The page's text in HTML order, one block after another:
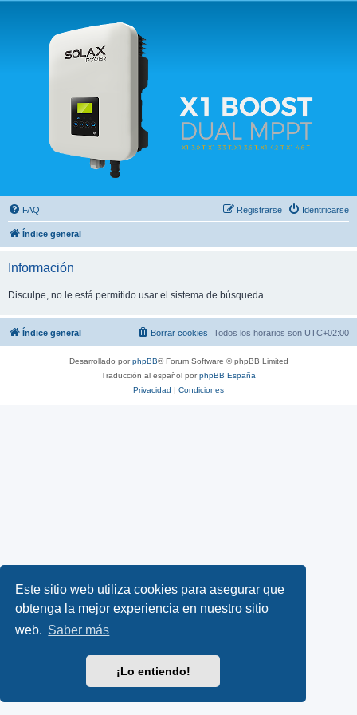
Este sitio web utiliza cookies para asegurar que
obtenga la mejor experiencia en nuestro sitio
web. Saber más
¡Lo entiendo!
Solax FAQ
Lugar para intercambiar dudas sobre inversores solares Solax y temas relacionados.
FAQ Identificarse
Registrarse
Índice general
Información
Disculpe, no le está permitido usar el sistema de búsqueda.
Índice general Todos los horarios son UTC+02:00
Borrar cookies
Desarrollado porphpBB® Forum Software © phpBB Limited
Traducción al español porphpBB España
Privacidad | Condiciones